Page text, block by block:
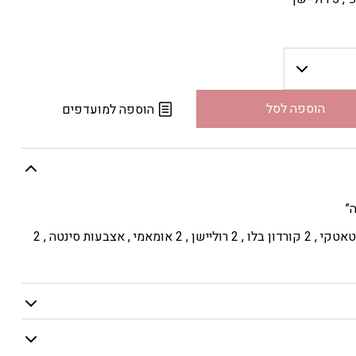
הוספה לסל הוספה למועדפים
(שקאלנס) קרפצ’יו , 2 לוליפופ , טאטקי , 2 קורדון בלו , 2 רוליישן , 2 אומאמי , אצבעות סינטה , 2
, חומץ בלסמי , מלח/פלפל , פרמז’ן